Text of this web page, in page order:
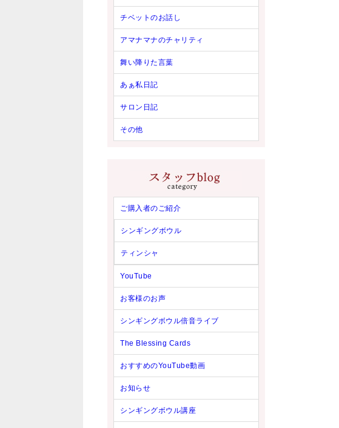
チベットのお話し
アマナマナのチャリティ
舞い降りた言葉
あぁ私日記
サロン日記
その他
ご購入者のご紹介
シンギングボウル
ティンシャ
YouTube
お客様のお声
シンギングボウル倍音ライブ
The Blessing Cards
おすすめのYouTube動画
お知らせ
シンギングボウル講座